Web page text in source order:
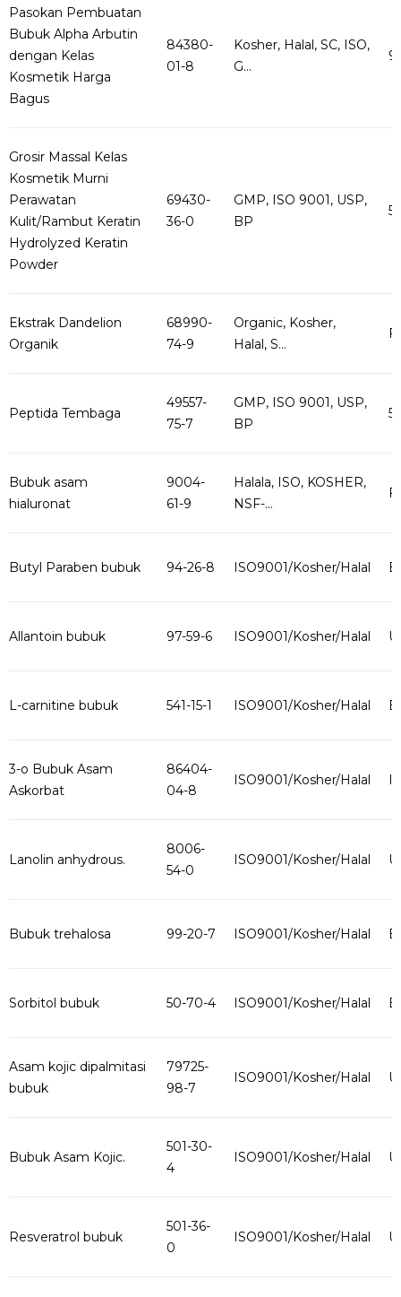
Pasokan Pembuatan
Bubuk Alpha Arbutin
dengan Kelas
Kosmetik Harga
Bagus
84380-
01-8
Kosher, Halal, SC, ISO,
G...
Grosir Massal Kelas
Kosmetik Murni
Perawatan
Kulit/Rambut Keratin
Hydrolyzed Keratin
Powder
69430-
36-0
GMP, ISO 9001, USP,
BP
Ekstrak Dandelion
Organik
68990-
74-9
Organic, Kosher,
Halal, S...
Peptida Tembaga
49557-
75-7
GMP, ISO 9001, USP,
BP
Bubuk asam
hialuronat
9004-
61-9
Halala, ISO, KOSHER,
NSF-...
Butyl Paraben bubuk 94-26-8 ISO9001/Kosher/Halal
Allantoin bubuk 97-59-6 ISO9001/Kosher/Halal
L-carnitine bubuk 541-15-1 ISO9001/Kosher/Halal
3-o Bubuk Asam
Askorbat
86404-
04-8
ISO9001/Kosher/Halal
Lanolin anhydrous.
8006-
54-0
ISO9001/Kosher/Halal
Bubuk trehalosa 99-20-7 ISO9001/Kosher/Halal
Sorbitol bubuk 50-70-4 ISO9001/Kosher/Halal
Asam kojic dipalmitasi
bubuk
79725-
98-7
ISO9001/Kosher/Halal
Bubuk Asam Kojic.
501-30-
4
ISO9001/Kosher/Halal
Resveratrol bubuk
501-36-
0
ISO9001/Kosher/Halal